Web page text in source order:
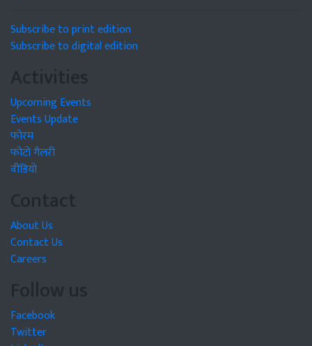
Subscribe to print edition
Subscribe to digital edition
Activities
Upcoming Events
Events Update
फोरम
फोटो गैलरी
वीडियो
Contact
About Us
Contact Us
Careers
Follow us
Facebook
Twitter